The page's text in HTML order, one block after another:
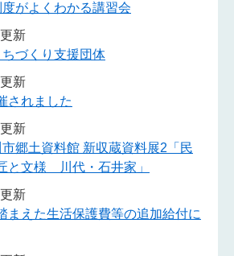
がよくわかる講習会
新
づくり支援団体
新
されました
新
郷土資料館 新収蔵資料展2「民
と文様 川代・石井家」
新
まえた生活保護費等の追加給付に